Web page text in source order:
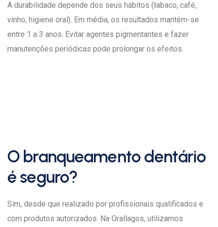
A durabilidade depende dos seus hábitos (tabaco, café,
vinho, higiene oral). Em média, os resultados mantêm-se
entre 1 a 3 anos. Evitar agentes pigmentantes e fazer
manutenções periódicas pode prolongar os efeitos.
O branqueamento dentário
é seguro?
Sim, desde que realizado por profissionais qualificados e
com produtos autorizados. Na Orallagos, utilizamos